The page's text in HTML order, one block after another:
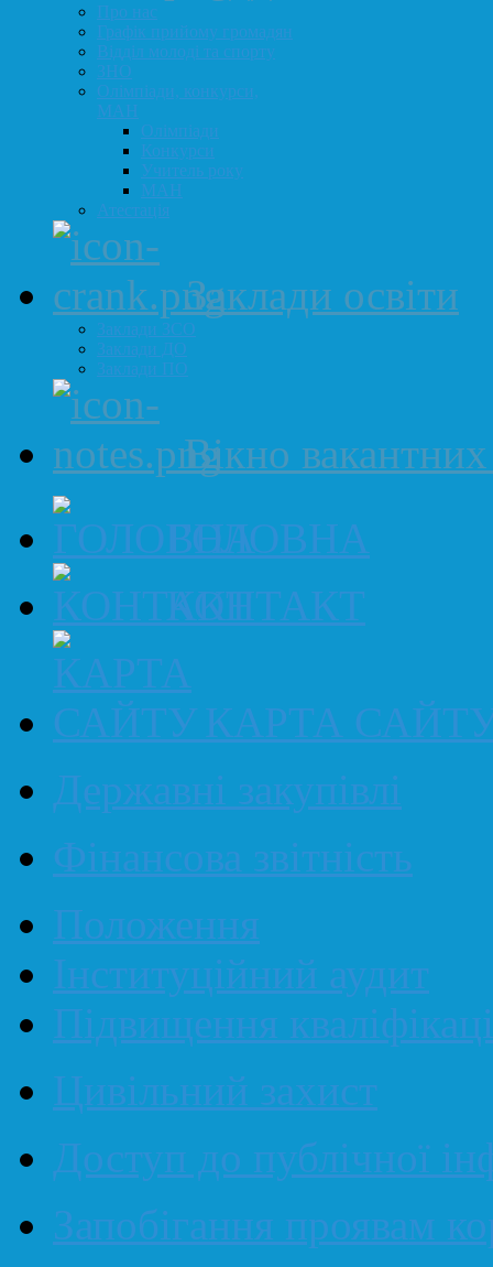
Про нас
Графік прийому громадян
Відділ молоді та спорту
ЗНО
Олімпіади, конкурси,
МАН
Олімпіади
Конкурси
Учитель року
МАН
Атестація
Заклади освіти
Заклади ЗСО
Заклади ДО
Заклади ПО
Вікно
ГОЛОВНА
КОНТАКТ
КАРТА
Державні закупівлі
Фінансова звітність
Положення
Інституційний аудит
Підвищення
Цивільний захист
Доступ до публічної
Запобігання проявам